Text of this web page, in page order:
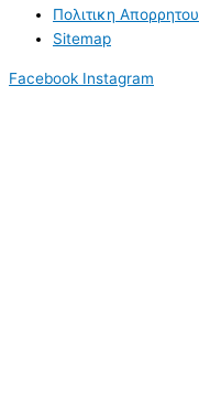
Πολιτικη Απορρητου
Sitemap
Facebook Instagram